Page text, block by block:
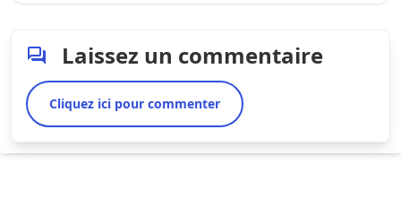
Laissez un commentaire
Cliquez ici pour commenter